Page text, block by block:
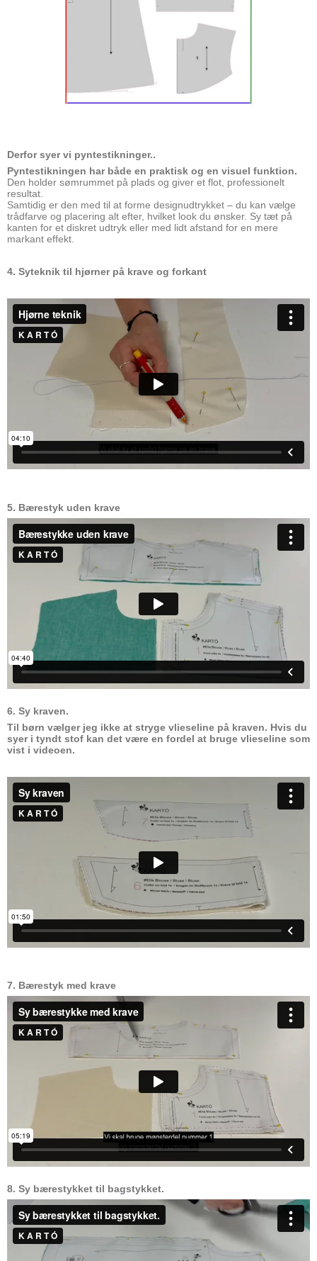
Derfor syer vi pyntestikninger..
Pyntestikningen har både en praktisk og en visuel funktion.
Den holder sømrummet på plads og giver et flot, professionelt
resultat.
Samtidig er den med til at forme designudtrykket – du kan vælge
trådfarve og placering alt efter, hvilket look du ønsker. Sy tæt på
kanten for et diskret udtryk eller med lidt afstand for en mere
markant effekt.
4. Syteknik til hjørner på krave og forkant
5. Bærestyk uden krave
6. Sy kraven.
Til børn vælger jeg ikke at stryge vlieseline på kraven. Hvis du
syer i tyndt stof kan det være en fordel at bruge vlieseline som
vist i videoen.
7. Bærestyk med krave
8. Sy bærestykket til bagstykket.